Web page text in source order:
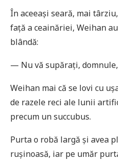
În aceeași seară, mai
față a ceainăriei, Weihan
blândă:
— Nu vă supărați,
Weihan mai că se lovi cu
de razele reci ale lunii
precum un succubus.
Purta o robă largă și avea
rușinoasă, iar pe umăr